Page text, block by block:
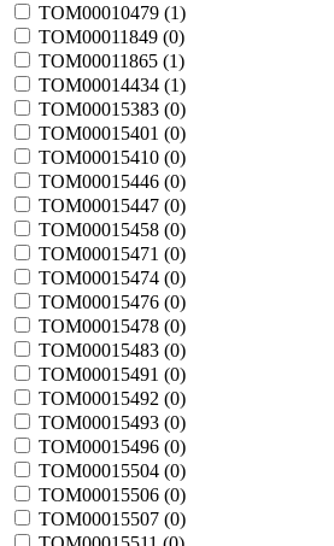
TOM00010479 (1)
TOM00011849 (0)
TOM00011865 (1)
TOM00014434 (1)
TOM00015383 (0)
TOM00015401 (0)
TOM00015410 (0)
TOM00015446 (0)
TOM00015447 (0)
TOM00015458 (0)
TOM00015471 (0)
TOM00015474 (0)
TOM00015476 (0)
TOM00015478 (0)
TOM00015483 (0)
TOM00015491 (0)
TOM00015492 (0)
TOM00015493 (0)
TOM00015496 (0)
TOM00015504 (0)
TOM00015506 (0)
TOM00015507 (0)